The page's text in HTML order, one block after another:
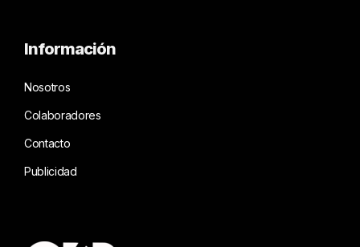
Información
Nosotros
Colaboradores
Contacto
Publicidad